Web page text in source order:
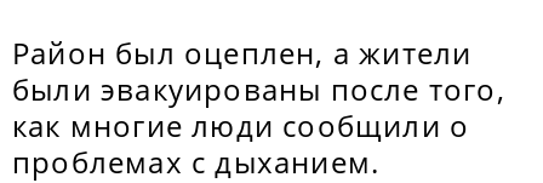
Район был оцеплен, а жители
были эвакуированы после того,
как многие люди сообщили о
проблемах с дыханием.